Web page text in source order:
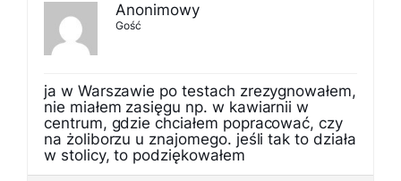
Anonimowy
Gość
ja w Warszawie po testach zrezygnowałem,
nie miałem zasięgu np. w kawiarnii w
centrum, gdzie chciałem popracować, czy
na żoliborzu u znajomego. jeśli tak to działa
w stolicy, to podziękowałem